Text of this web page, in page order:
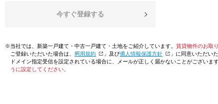
今すぐ登録する
※当社では、新築一戸建て・中古一戸建て・土地をご紹介しています。 賃貸物件のお取
ご登録いただいた場合は、「利用規約 」及び「個人情報保護方針
」に同意いただい
ドメイン指定受信を設定されている場合に、メールが正しく届かないことがございます
うに設定してください。